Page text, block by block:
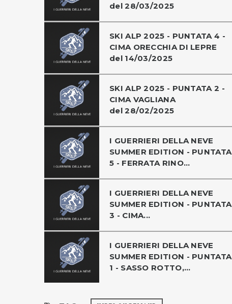
del 28/03/2025
SKI ALP 2025 - PUNTATA 4 -
CIMA ORECCHIA DI LEPRE
del 14/03/2025
SKI ALP 2025 - PUNTATA 2 -
CIMA VAGLIANA
del 28/02/2025
I GUERRIERI DELLA NEVE
SUMMER EDITION - PUNTATA
5 - FERRATA RINO...
I GUERRIERI DELLA NEVE
SUMMER EDITION - PUNTATA
3 - CIMA...
I GUERRIERI DELLA NEVE
SUMMER EDITION - PUNTATA
1 - SASSO ROTTO,...